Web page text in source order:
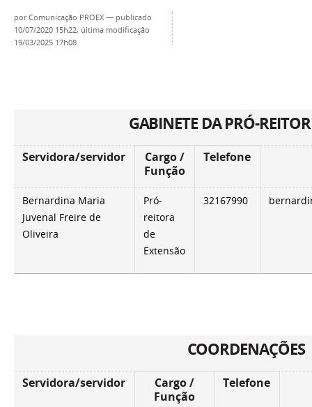
porComunicação PROEX — publicado
10/07/2020 15h22, última modificação
19/03/2025 17h08
GABINETE DA PRÓ-
Servidora/servidor
Cargo /
Função
Telefone
Bernardina Maria
Juvenal Freire de
Oliveira
Pró-
reitora
de
Extensão
32167990
COORDENAÇÕES
Servidora/servidor
Cargo /
Função
Telefone